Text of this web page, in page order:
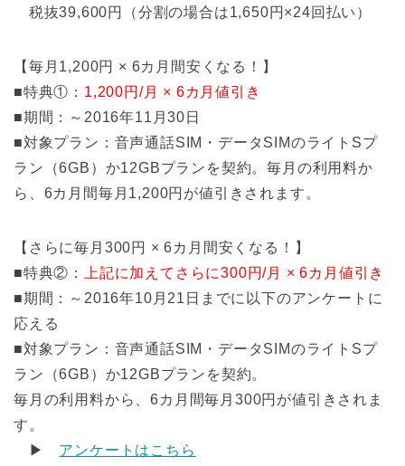
税抜39,600円（分割の場合は1,650円×24回払い）
【毎月1,200円 × 6カ月間安くなる！】
■特典①： 1,200円/月 × 6カ月値引き
■期間：～2016年11月30日
■対象プラン：音声通話SIM・データSIMのライトSプ
ラン（6GB）か12GBプランを契約。毎月の利用料か
ら、6カ月間毎月1,200円が値引きされます。
【さらに毎月300円 × 6カ月間安くなる！】
■特典②：
上記に加えてさらに300円/月 × 6カ月値引き
■期間：～2016年10月21日までに以下のアンケートに
応える
■対象プラン：音声通話SIM・データSIMのライトSプ
ラン（6GB）か12GBプランを契約。
毎月の利用料から、6カ月間毎月300円が値引きされま
す。
▶ アンケートはこちら